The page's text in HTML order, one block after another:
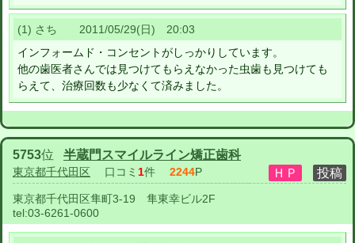
(1) さち 2011/05/29(日) 20:03
インフォームド・コンセントがしっかりしています。
他の歯医者さんでは見つけてもらえなかった虫歯も見つけても
らえて、治療回数も少なくて済みました。
5753位 半蔵門スマイルライン矯正歯科
東京都千代田区 口コミ 1件 2244P
東京都千代田区隼町3-19 隼東幸ビル2F
tel:03-6261-0600